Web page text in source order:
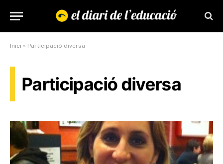
Inici » Participació diversa
Participació diversa